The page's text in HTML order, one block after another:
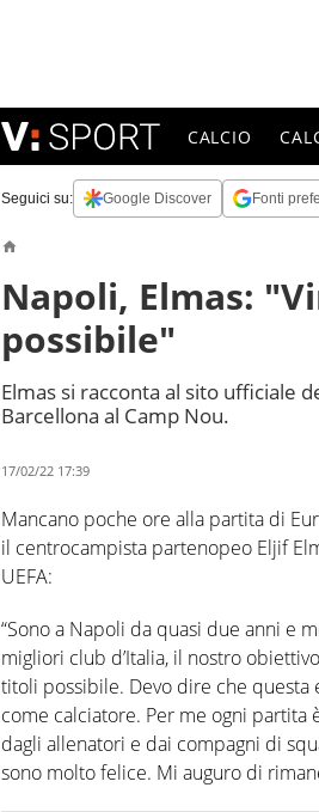
CALCIO
Seguici su: Google Discover Fonti
Napoli, Elmas:
possibile"
Elmas si racconta al sito ufficiale
Barcellona al Camp Nou.
17/02/22 17:39
Mancano poche ore alla partita di
il centrocampista partenopeo Eljif
UEFA:
“Sono a Napoli da quasi due anni e
migliori club d’Italia, il nostro
titoli possibile. Devo dire che questa
come calciatore. Per me ogni partita
dagli allenatori e dai compagni di
sono molto felice. Mi auguro di